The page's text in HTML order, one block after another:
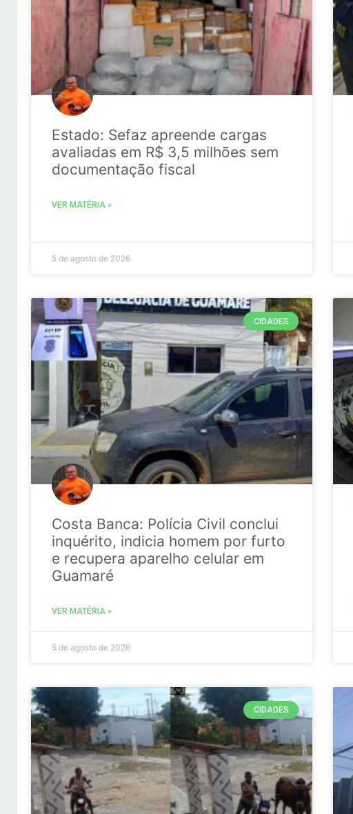
Estado: Sefaz apreende cargas
avaliadas em R$ 3,5 milhões sem
documentação fiscal
VER MATÉRIA »
5 de agosto de 2026
CIDADES
Costa Banca: Polícia Civil conclui
inquérito, indicia homem por furto
e recupera aparelho celular em
Guamaré
VER MATÉRIA »
5 de agosto de 2026
CIDADES